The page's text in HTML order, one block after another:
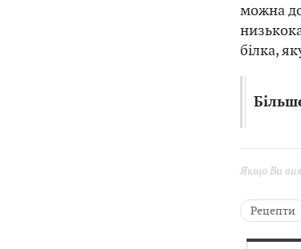
можна
білка,
Якщо Ви
Рецепти